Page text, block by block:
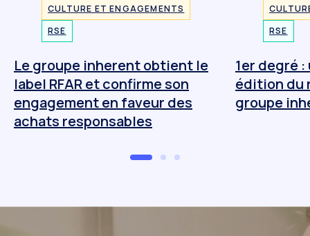
CULTURE ET ENGAGEMENTS
RSE
Le groupe inherent obtient le
label RFAR et confirme son
engagement en faveur des
achats responsables
RSE
1er degré
édition du
groupe